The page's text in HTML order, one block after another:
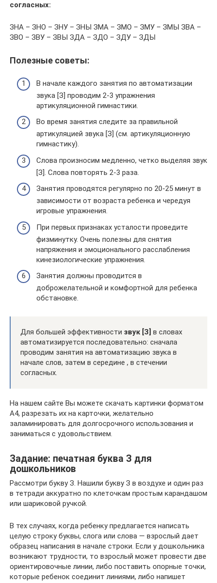
согласных:
ЗНА – ЗНО – ЗНУ – ЗНЫ ЗМА – ЗМО – ЗМУ – ЗМЫ ЗВА –
ЗВО – ЗВУ – ЗВЫ ЗДА – ЗДО – ЗДУ – ЗДЫ
Полезные советы:
В начале каждого занятия по автоматизации
звука [З] проводим 2-3 упражнения
артикуляционной гимнастики.
Во время занятия следите за правильной
артикуляцией звука [З] (см. артикуляционную
гимнастику).
Слова произносим медленно, четко выделяя звук
[З]. Слова повторять 2-3 раза.
Занятия проводятся регулярно по 20-25 минут в
зависимости от возраста ребенка и чередуя
игровые упражнения.
При первых признаках усталости проведите
физминутку. Очень полезны для снятия
напряжения и эмоционального расслабления
кинезиологические упражнения.
Занятия должны проводится в
доброжелательной и комфортной для ребенка
обстановке.
Для большей эффективности звук [З] в словах
автоматизируется последовательно: сначала
проводим занятия на автоматизацию звука в
начале слов, затем в середине , в стечении
согласных.
На нашем сайте Вы можете скачать картинки форматом
А4, разрезать их на карточки, желательно
заламинировать для долгосрочного использования и
заниматься с удовольствием.
Задание: печатная буква З для
дошкольников
Рассмотри букву З. Нашили букву З в воздухе и один раз
в тетради аккуратно по клеточкам простым карандашом
или шариковой ручкой.
В тех случаях, когда ребенку предлагается написать
целую строку буквы, слога или слова — взрослый дает
образец написания в начале строки. Если у дошкольника
возникают трудности, то взрослый может провести две
ориентировочные линии, либо поставить опорные точки,
которые ребенок соединит линиями, либо напишет